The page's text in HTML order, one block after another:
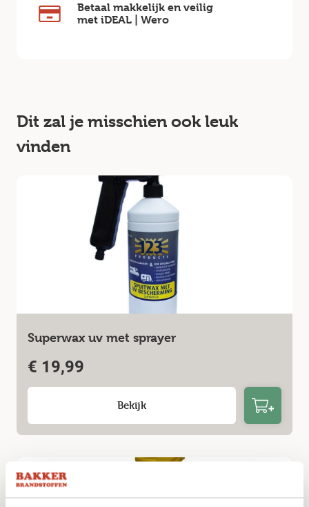
Betaal makkelijk en veilig
met iDEAL | Wero
Dit zal je misschien ook leuk
vinden
Superwax uv met sprayer
€ 19,99
Bekijk
Niet op voorraad